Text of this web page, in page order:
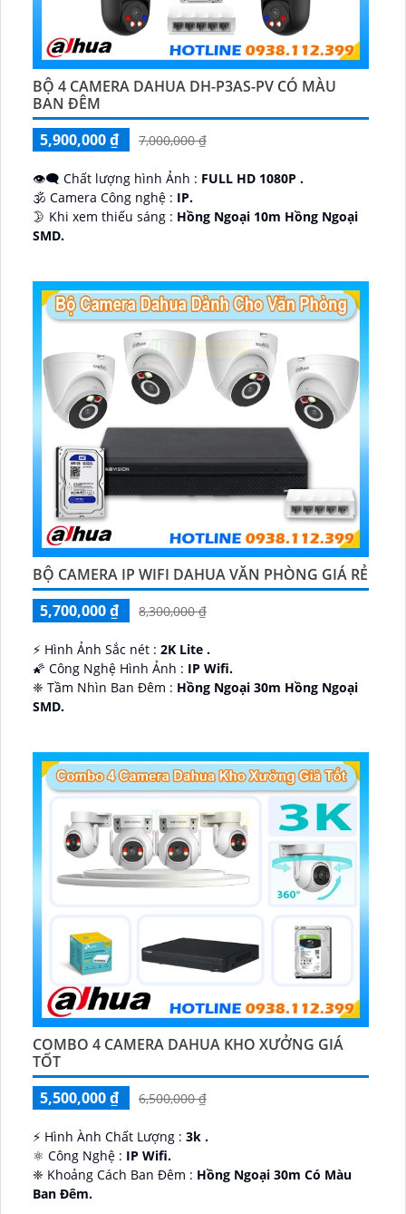
BỘ 4 CAMERA DAHUA DH-P3AS-PV CÓ MÀU
BAN ĐÊM
5,900,000 ₫
7,000,000 ₫
👁️‍🗨 Chất lượng hình Ảnh : FULL HD 1080P .
🕉️ Camera Công nghệ : IP.
🌛 Khi xem thiếu sáng : Hồng Ngoại 10m Hồng Ngoại
SMD.
BỘ CAMERA IP WIFI DAHUA VĂN PHÒNG GIÁ RẺ
5,700,000 ₫
8,300,000 ₫
️⚡ Hình Ảnh Sắc nét : 2K Lite .
🌠 Công Nghệ Hình Ảnh : IP Wifi.
❈ Tầm Nhìn Ban Đêm : Hồng Ngoại 30m Hồng Ngoại
SMD.
COMBO 4 CAMERA DAHUA KHO XƯỞNG GIÁ
TỐT
5,500,000 ₫
6,500,000 ₫
️⚡ Hình Ành Chất Lượng : 3k .
⚛️ Công Nghệ : IP Wifi.
❈ Khoảng Cách Ban Đêm : Hồng Ngoại 30m Có Màu
Ban Ðêm.